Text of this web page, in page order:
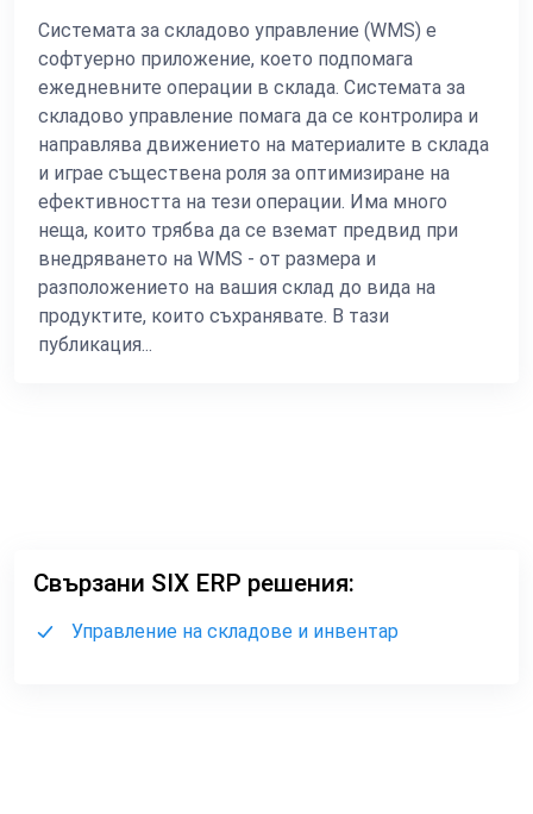
Системата за складово управление (WMS) е
софтуерно приложение, което подпомага
ежедневните операции в склада. Системата за
складово управление помага да се контролира и
направлява движението на материалите в склада
и играе съществена роля за оптимизиране на
ефективността на тези операции. Има много
неща, които трябва да се вземат предвид при
внедряването на WMS - от размера и
разположението на вашия склад до вида на
продуктите, които съхранявате. В тази
публикация...
Свързани SIX ERP решения:
Управление на складове и инвентар